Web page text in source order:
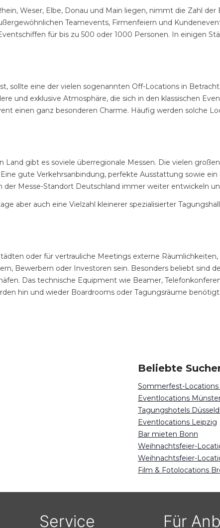
Weser, Elbe, Donau und Main liegen, nimmt die Zahl
Teamevents, Firmenfeiern und
für bis zu 500 oder 1000 Personen. In einigen
sollte eine der vielen sogenannten Off-Locations in
und exklusive Atmosphäre, die sich in den klassischen
einen ganz besonderen Charme. Häufig werden solche
gibt es soviele überregionale Messen. Die vielen
gute Verkehrsanbindung, perfekte Ausstattung sowie
der Messe-Standort Deutschland immer weiter entwickeln
aber auch eine Vielzahl kleinerer spezialisierter
oder für vertrauliche Meetings externe
Bewerbern oder Investoren sein. Besonders beliebt sind
Das technische Equipment wie Beamer,
hin und wieder Boardrooms oder Tagungsräume
Beliebte
Sommerfest-Locations
Eventlocations
Tagungshotels
Eventlocations Leipzig
Bar mieten Bonn
Weihnachtsfeier-
Weihnachtsfeier-
Film & Fotolocations
Service Für